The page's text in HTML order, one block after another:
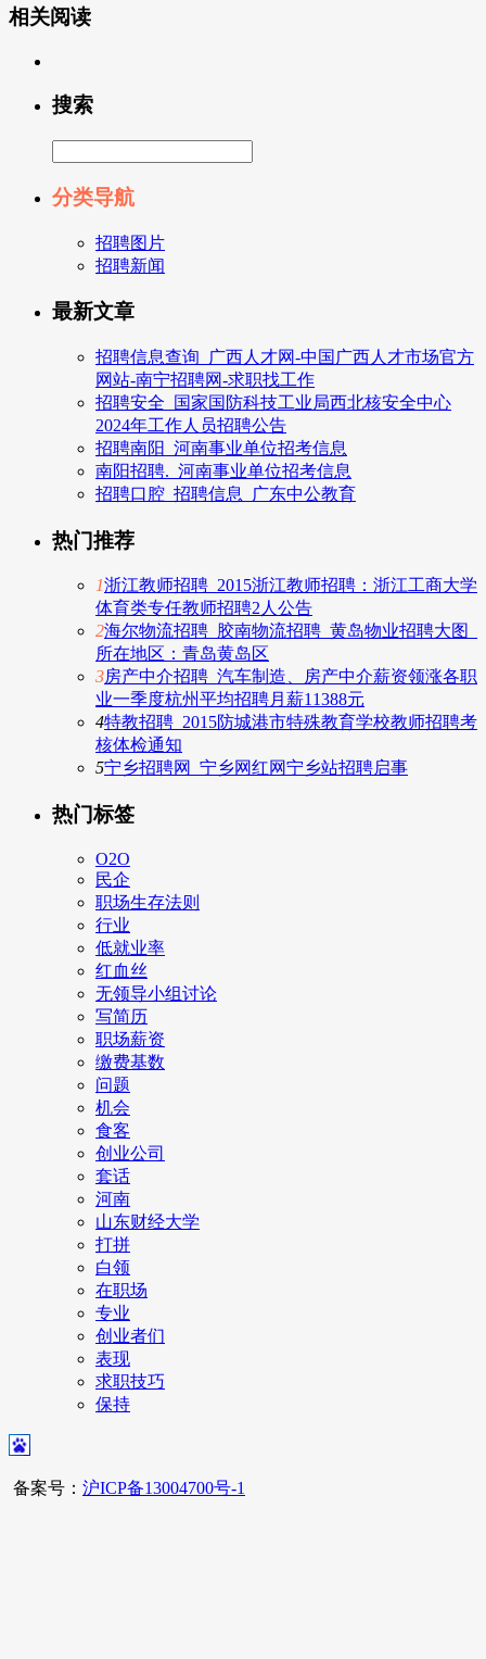
相关阅读
搜索
分类导航
招聘图片
招聘新闻
最新文章
招聘信息查询_广西人才网-中国广西人才市场官方
网站-南宁招聘网-求职找工作
招聘安全_国家国防科技工业局西北核安全中心
2024年工作人员招聘公告
招聘南阳_河南事业单位招考信息
南阳招聘._河南事业单位招考信息
招聘口腔_招聘信息_广东中公教育
热门推荐
1浙江教师招聘_2015浙江教师招聘：浙江工商大学
体育类专任教师招聘2人公告
2海尔物流招聘_胶南物流招聘_黄岛物业招聘大图_
所在地区：青岛黄岛区
3房产中介招聘_汽车制造、房产中介薪资领涨各职
业一季度杭州平均招聘月薪11388元
4特教招聘_2015防城港市特殊教育学校教师招聘考
核体检通知
5宁乡招聘网_宁乡网红网宁乡站招聘启事
热门标签
O2O
民企
职场生存法则
行业
低就业率
红血丝
无领导小组讨论
写简历
职场薪资
缴费基数
问题
机会
食客
创业公司
套话
河南
山东财经大学
打拼
白领
在职场
专业
创业者们
表现
求职技巧
保持
备案号： 沪ICP备13004700号-1